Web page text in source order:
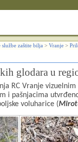
zaštite bilja > Vranje >
glodara u
RC Vranje
i pašnjacima
voluharice (